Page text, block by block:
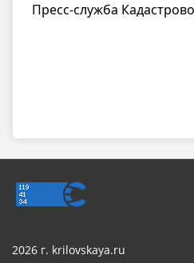
Пресс-служба
2026 г. krilovskaya.ru